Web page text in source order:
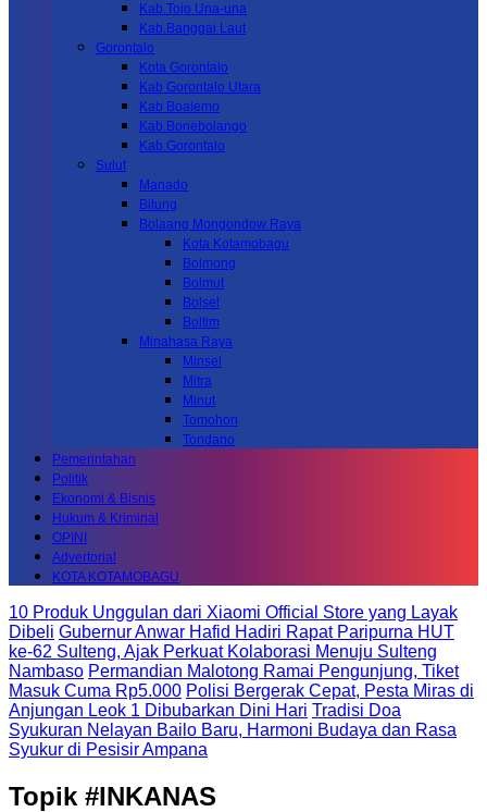
Kab.Tojo Una-una
Kab.Banggai Laut
Gorontalo
Kota Gorontalo
Kab Gorontalo Utara
Kab Boalemo
Kab.Bonebolango
Kab.Gorontalo
Sulut
Manado
Bitung
Bolaang Mongondow Raya
Kota Kotamobagu
Bolmong
Bolmut
Bolsel
Boltim
Minahasa Raya
Minsel
Mitra
Minut
Tomohon
Tondano
Pemerintahan
Politik
Ekonomi & Bisnis
Hukum & Kriminal
OPINI
Advertorial
KOTA KOTAMOBAGU
10 Produk Unggulan dari Xiaomi Official Store yang Layak
Dibeli Gubernur Anwar Hafid Hadiri Rapat Paripurna HUT
ke-62 Sulteng, Ajak Perkuat Kolaborasi Menuju Sulteng
Nambaso Permandian Malotong Ramai Pengunjung, Tiket
Masuk Cuma Rp5.000 Polisi Bergerak Cepat, Pesta Miras di
Anjungan Leok 1 Dibubarkan Dini Hari Tradisi Doa
Syukuran Nelayan Bailo Baru, Harmoni Budaya dan Rasa
Syukur di Pesisir Ampana
Topik #INKANAS